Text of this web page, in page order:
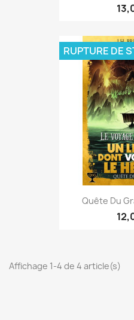
Quête Du
RUPTURE DE
Affichage 1-4 de 4 article(s)